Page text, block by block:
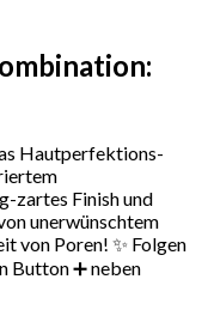
Hautperfektions-
zartes Finish und
unerwünschtem
von Poren! ✨ Folgen
Button ➕ neben